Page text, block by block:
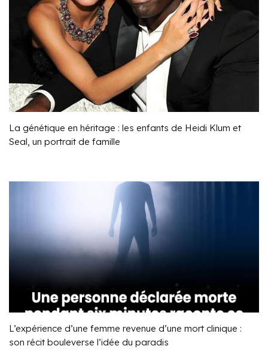
La génétique en héritage : les enfants de Heidi Klum et
Seal, un portrait de famille
L’expérience d’une femme revenue d’une mort clinique :
son récit bouleverse l’idée du paradis